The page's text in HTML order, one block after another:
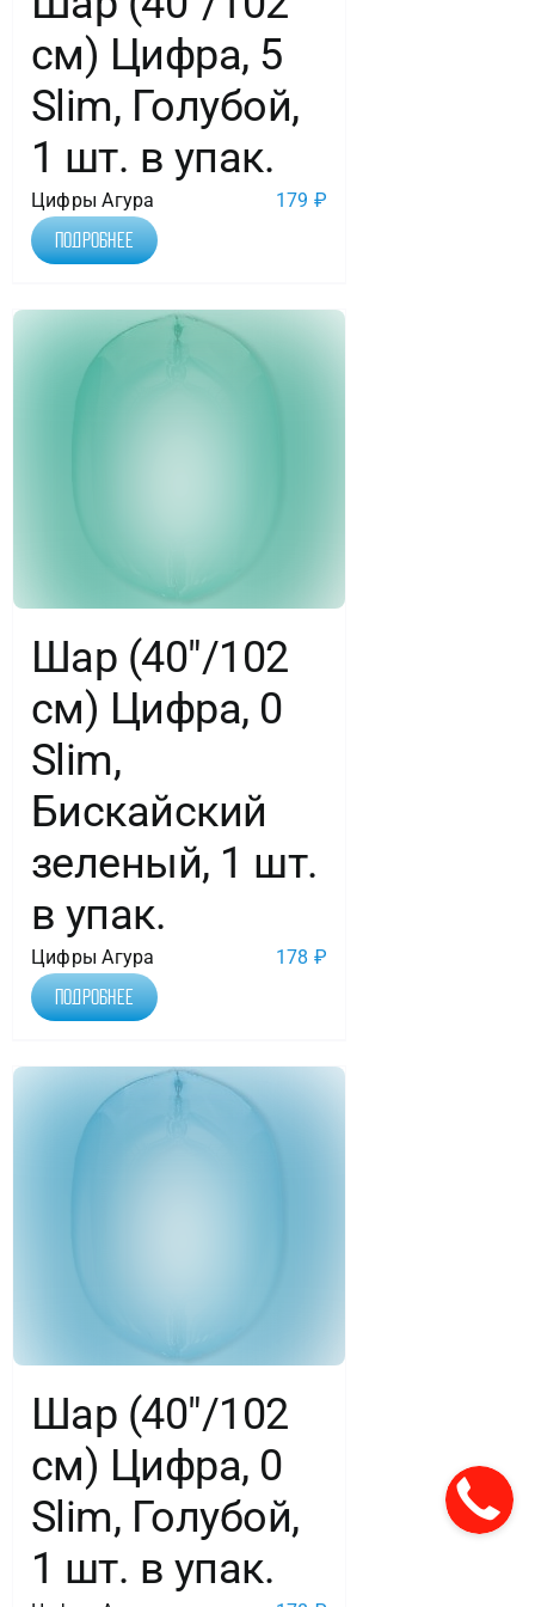
см) Цифра, 5
Slim, Голубой,
1 шт. в упак.
Цифры Агура 179 ₽
Подробнее
Шар (40″/102
см) Цифра, 0
Slim,
Бискайский
зеленый, 1 шт.
в упак.
Цифры Агура 178 ₽
Подробнее
Шар (40″/102
см) Цифра, 0
Slim, Голубой,
1 шт. в упак.